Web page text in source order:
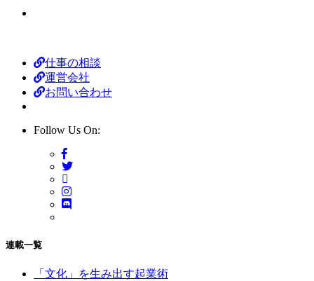
仕事の相談
運営会社
お問い合わせ
Follow Us On:
連載一覧
「文化」を生み出す起業術